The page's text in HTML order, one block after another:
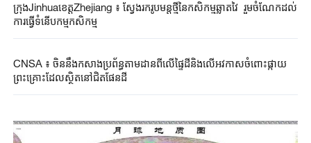
ក្រុង​Jinhuaខេត្តZhejiang ៖ ស្វែង​រក​រូប​មន្ត​ថ្មី​នៃ​កសិកម្ម​ឆ្លាត​វៃ​ ​រួមចំណែកដល់
ការធ្វើទំនើបកម្មកសិកម្ម
CNSA ៖ ចិននឹងកសាងប្រព័ន្ធតាមដានពីលើផ្ទៃដីនិងលើអវកាសចំពោះផ្កាយ
ព្រះគ្រោះដែលស្ថិតនៅជិតផែនដី